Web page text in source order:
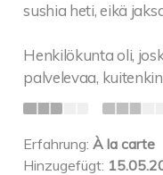
sushia heti, eikä
Henkilökunta oli,
palvelevaa,
Erfahrung:À la carte
Hinzugefügt: